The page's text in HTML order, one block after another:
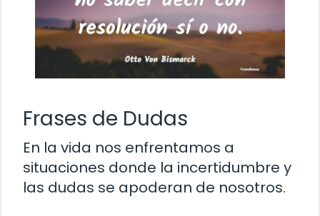
Frases de Dudas
En la vida nos enfrentamos a
situaciones donde la incertidumbre y
las dudas se apoderan de nosotros.